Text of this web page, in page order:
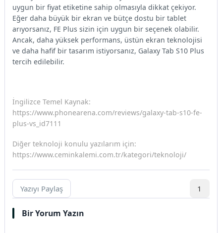
uygun bir fiyat etiketine sahip olmasıyla dikkat çekiyor.
Eğer daha büyük bir ekran ve bütçe dostu bir tablet
arıyorsanız, FE Plus sizin için uygun bir seçenek olabilir.
Ancak, daha yüksek performans, üstün ekran teknolojisi
ve daha hafif bir tasarım istiyorsanız, Galaxy Tab S10 Plus
tercih edilebilir.
İngilizce Temel Kaynak:
https://www.phonearena.com/reviews/galaxy-tab-s10-fe-
plus-vs_id7111
Diğer teknoloji konulu yazılarım için:
https://www.ceminkalemi.com.tr/kategori/teknoloji/
Yazıyı Paylaş 1
Bir Yorum Yazın